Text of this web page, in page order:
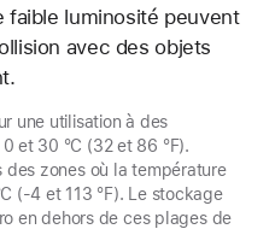
faible luminosité peuvent
avec des objets
une utilisation à des
et 30 °C (32 et 86 °F).
des zones où la température
(-4 et 113 °F). Le stockage
en dehors de ces plages de